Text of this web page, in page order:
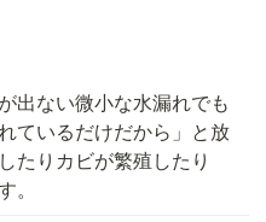
出ない微小な水漏れでも
ているだけだから」と放
たりカビが繁殖したり